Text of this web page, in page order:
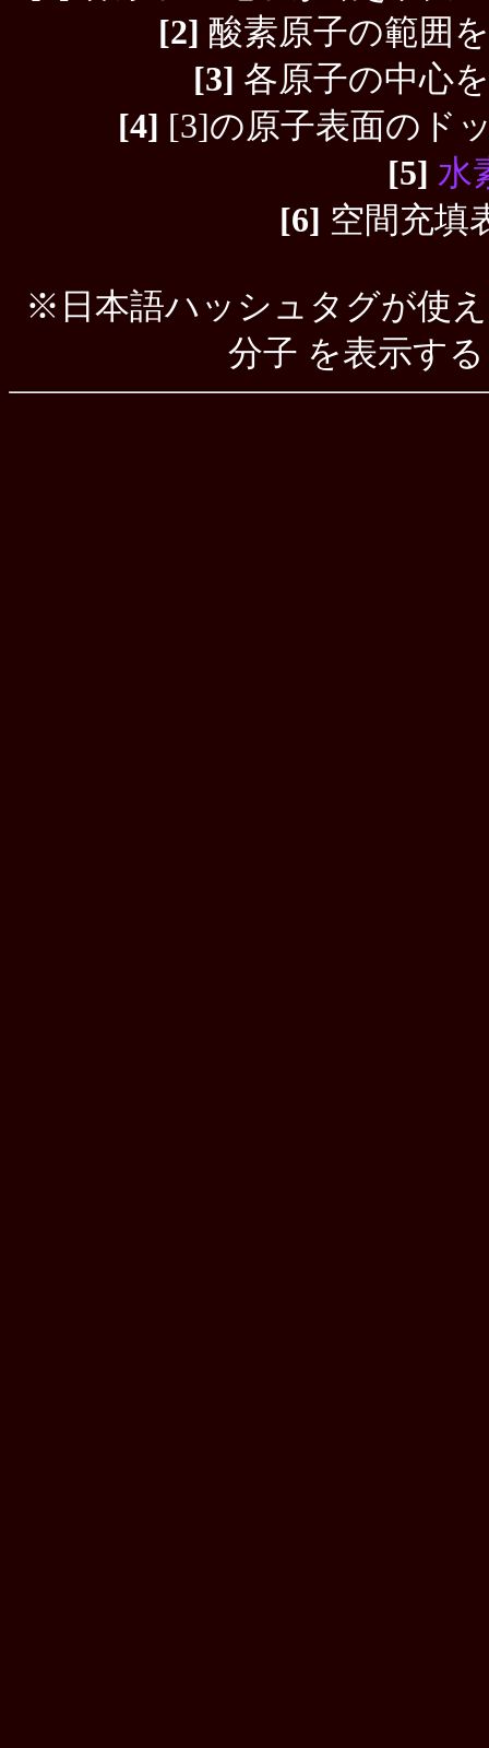
[2] 酸素原子の範囲
[3] 各原子の中心
[4] [3]の原子表面のド
[5] 水
[6] 空間充填
※日本語ハッシュタグが使
分子 を表示す